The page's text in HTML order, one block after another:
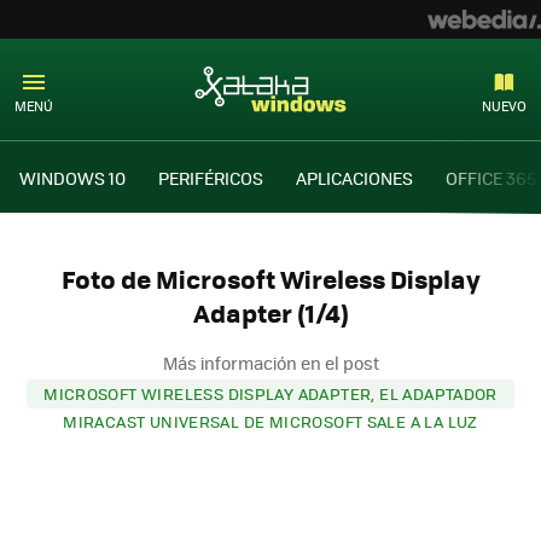
MENÚ NUEVO
WINDOWS 10 PERIFÉRICOS APLICACIONES OFFICE 365
Foto de Microsoft Wireless Display
Adapter (1/4)
Más información en el post
MICROSOFT WIRELESS DISPLAY ADAPTER, EL ADAPTADOR
MIRACAST UNIVERSAL DE MICROSOFT SALE A LA LUZ